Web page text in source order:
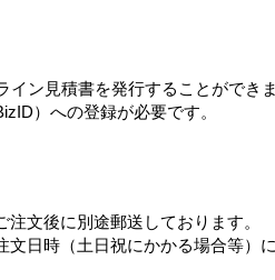
ン見積書を発行することができま
）への登録が必要です。
文後に別途郵送しております。
日時（土日祝にかかる場合等）